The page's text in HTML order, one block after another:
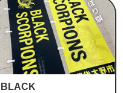
BLACK